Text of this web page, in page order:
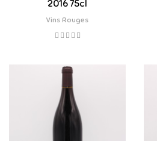
2016 75cl
Vins Rouges